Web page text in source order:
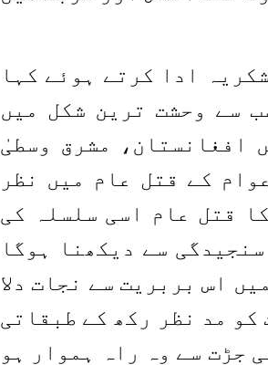
ادا کرتے ہوئے کہا
سے وحشت ترین شکل میں
افغانستان، مشرق وسطیٰ
کے قتل عام میں نظر
قتل عام اسی سلسلہ کی
سے دیکھنا ہوگا
اس بربریت سے نجات دلا
مد نظر رکھ کے طبقاتی
جڑت سے وہ راہ ہموار ہو